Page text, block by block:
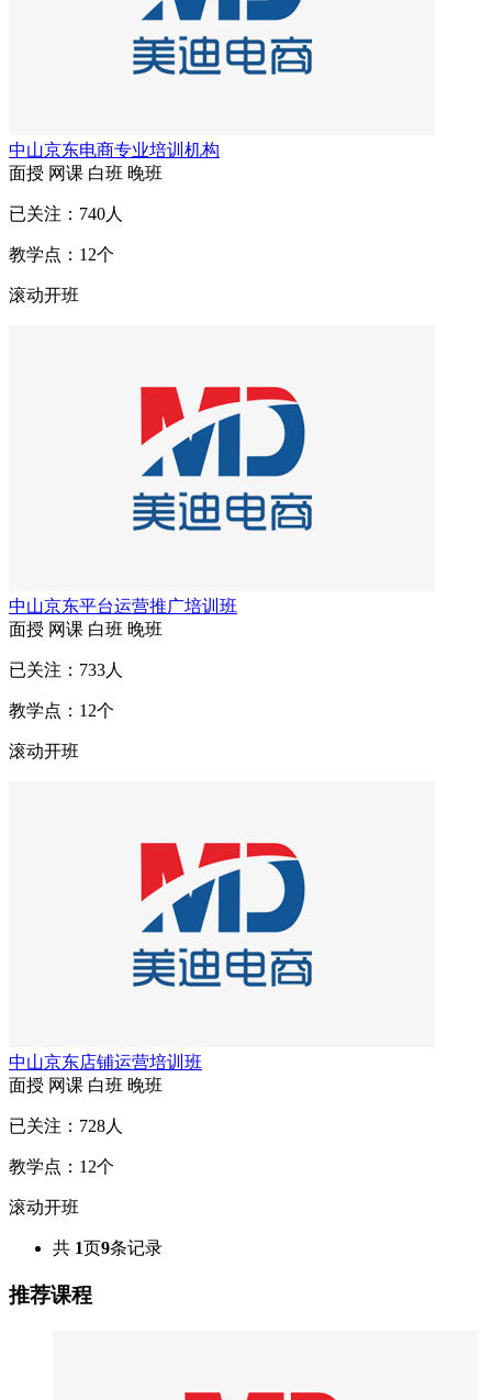
中山京东电商专业培训机构
面授 网课 白班 晚班
已关注： 740人
教学点： 12个
滚动开班
中山京东平台运营推广培训班
面授 网课 白班 晚班
已关注： 733人
教学点： 12个
滚动开班
中山京东店铺运营培训班
面授 网课 白班 晚班
已关注： 728人
教学点： 12个
滚动开班
共 1页9条记录
推荐课程